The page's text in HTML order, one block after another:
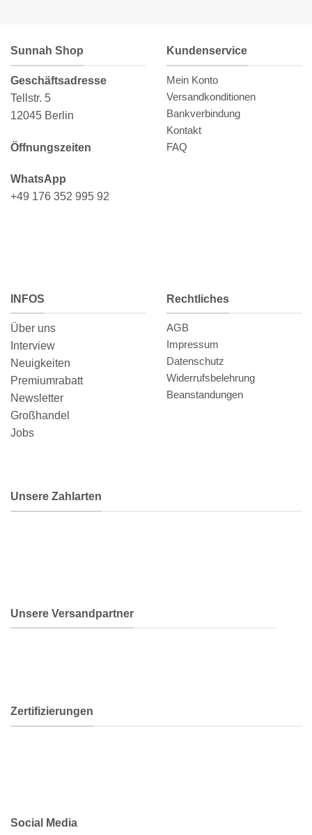
Sunnah Shop
Geschäftsadresse
Tellstr. 5
12045 Berlin
Öffnungszeiten
WhatsApp
+49 176 352 995 92
Kundenservice
Mein Konto
Versandkonditionen
Bankverbindung
Kontakt
FAQ
INFOS
Über uns
Interview
Neuigkeiten
Premiumrabatt
Newsletter
Großhandel
Jobs
Rechtliches
AGB
Impressum
Datenschutz
Widerrufsbelehrung
Beanstandungen
Unsere Zahlarten
Unsere Versandpartner
Zertifizierungen
Social Media